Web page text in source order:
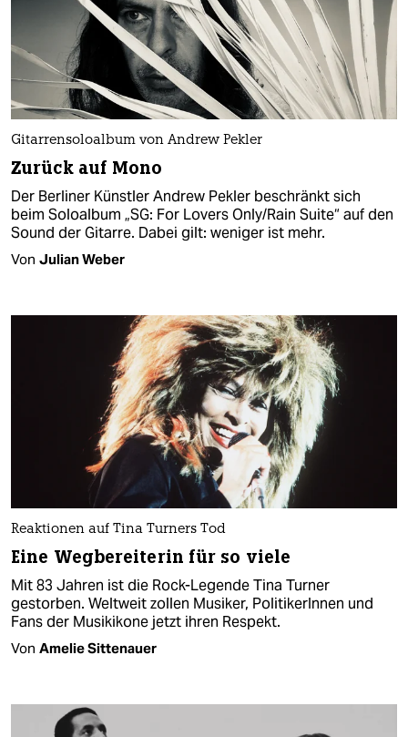
Gitarrensoloalbum von Andrew Pekler
Zurück auf Mono
Der Berliner Künstler Andrew Pekler beschränkt sich
beim Soloalbum „SG: For Lovers Only/Rain Suite“ auf den
Sound der Gitarre. Dabei gilt: weniger ist mehr.
Von Julian Weber
Reaktionen auf Tina Turners Tod
Eine Wegbereiterin für so viele
Mit 83 Jahren ist die Rock-Legende Tina Turner
gestorben. Weltweit zollen Musiker, PolitikerInnen und
Fans der Musikikone jetzt ihren Respekt.
Von Amelie Sittenauer